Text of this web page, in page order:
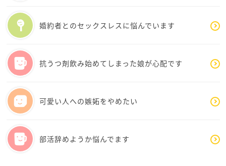
婚約者とのセックスレスに悩んでいます
抗うつ剤飲み始めてしまった娘が心配です
可愛い人への嫉妬をやめたい
部活辞めようか悩んでます